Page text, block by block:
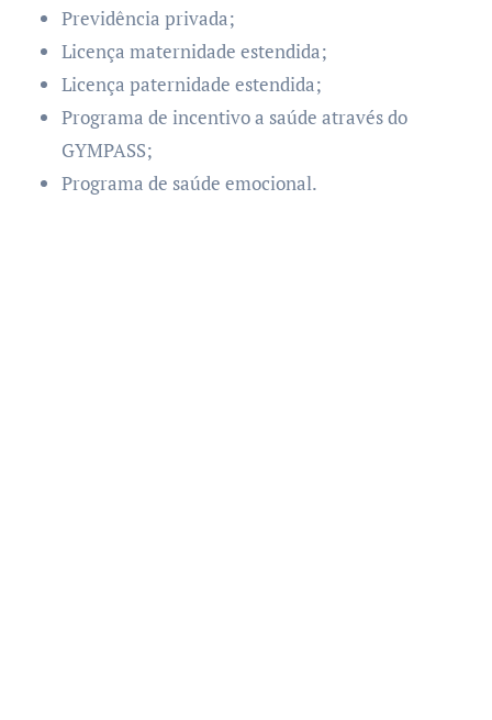
Previdência privada;
Licença maternidade estendida;
Licença paternidade estendida;
Programa de incentivo a saúde através do
GYMPASS;
Programa de saúde emocional.